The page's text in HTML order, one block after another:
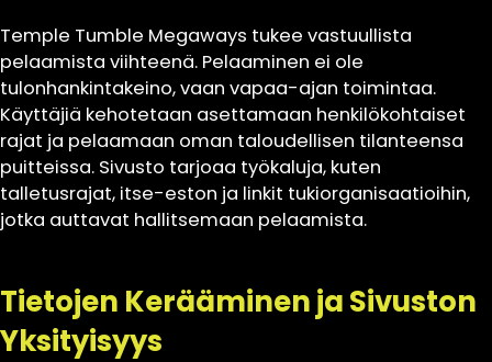
Temple Tumble Megaways tukee vastuullista
pelaamista viihteenä. Pelaaminen ei ole
tulonhankintakeino, vaan vapaa-ajan toimintaa.
Käyttäjiä kehotetaan asettamaan henkilökohtaiset
rajat ja pelaamaan oman taloudellisen tilanteensa
puitteissa. Sivusto tarjoaa työkaluja, kuten
talletusrajat, itse-eston ja linkit tukiorganisaatioihin,
jotka auttavat hallitsemaan pelaamista.
Tietojen Kerääminen ja Sivuston
Yksityisyys